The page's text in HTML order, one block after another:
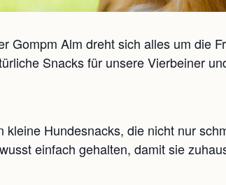
Gompm Alm dreht sich alles um die
Snacks für unsere Vierbeiner
Hundesnacks, die nicht nur
einfach gehalten, damit sie